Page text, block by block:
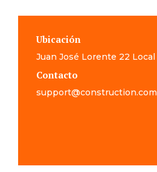
Ubicación
Juan José Lorente 22 Local
Contacto
support@construction.com